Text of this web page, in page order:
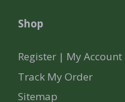
Shop
Register | My Account
Track My Order
Sitemap